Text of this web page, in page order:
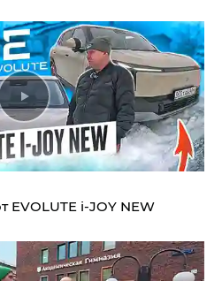
EVOLUTE i‑JOY NEW